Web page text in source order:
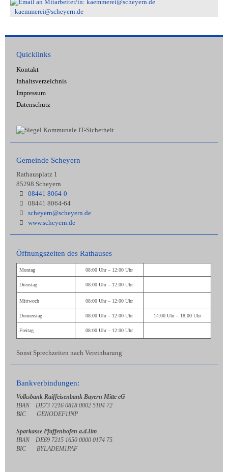
kaemmerei@scheyern.de
Quicklinks
Kontakt
Inhaltsverzeichnis
Impressum
Datenschutz
Gemeinde Scheyern
Rathausplatz 1
85298 Scheyern
08441 8064-0
08441 8064-64
scheyern@scheyern.de
www.scheyern.de
Öffnungszeiten des Rathauses
Montag 08:00 Uhr – 12:00 Uhr
Dienstag 08:00 Uhr – 12:00 Uhr
Mittwoch 08:00 Uhr – 12:00 Uhr
Donnerstag 08:00 Uhr – 12:00 Uhr 14:00 Uhr – 18:00 Uhr
Freitag 08:00 Uhr – 12:00 Uhr
Sonst Sprechzeiten nach Vereinbarung
Bankverbindungen:
Volksbank Raiffeisenbank Bayern Mitte eG
IBAN DE73 7216 0818 0002 5104 72
BIC GENODEF1INP
Sparkasse Pfaffenhofen a.d.Ilm
IBAN DE69 7215 1650 0000 0174 75
BIC BYLADEM1PAF